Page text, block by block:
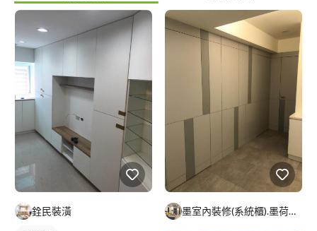
銓民裝潢 墨室內裝修(系統櫃).墨荷空間設計有限公司